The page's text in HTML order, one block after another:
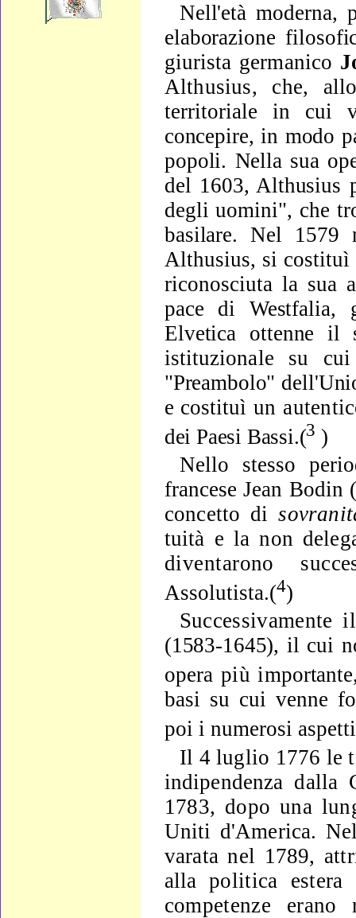
Nell'età moderna,
elaborazione
giurista germa­nico
Althusius, che,
territoriale in cui
concepire, in modo
popoli. Nella sua
del 1603, Althusius
degli uomini", che
basilare.Nel 1579
Althusius, si costituì
riconosciuta la sua
pace di Westfalia,
Elvetica ottenne il
istituzionale su
"Preambolo"
e costituì un
dei Paesi Bassi.(3 )
Nello stesso
francese Jean
concetto disovra­
tuità e la non
diventarono
Assolutista.(4)
Successivamente
(1583-1645), il cui
opera più im
basi su cui venne
poi i numerosi
Il 4 luglio 1776 le
indipendenza dalla
1783, dopo una
Uniti d'America.
varata nel 1789,
allapolitica
competenze